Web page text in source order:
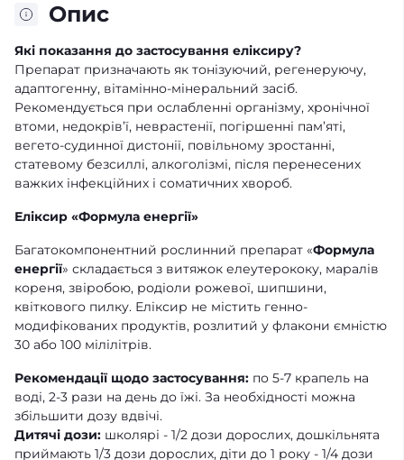
Опис
Які показання до застосування еліксиру?
Препарат призначають як тонізуючий, регенеруючу,
адаптогенну, вітамінно-мінеральний засіб.
Рекомендується при ослабленні організму, хронічної
втоми, недокрів’ї, неврастенії, погіршенні пам’яті,
вегето-судинної дистонії, повільному зростанні,
статевому безсиллі, алкоголізмі, після перенесених
важких інфекційних і соматичних хвороб.
Еліксир «Формула енергії»
Багатокомпонентний рослинний препарат «Формула
енергії» складається з витяжок елеутерококу, маралів
кореня, звіробою, родіоли рожевої, шипшини,
квіткового пилку. Еліксир не містить генно-
модифікованих продуктів, розлитий у флакони ємністю
30 або 100 мілілітрів.
Рекомендації щодо застосування: по 5-7 крапель на
воді, 2-3 рази на день до їжі. За необхідності можна
збільшити дозу вдвічі.
Дитячі дози: школярі - 1/2 дози дорослих, дошкільнята
приймають 1/3 дози дорослих, діти до 1 року - 1/4 дози